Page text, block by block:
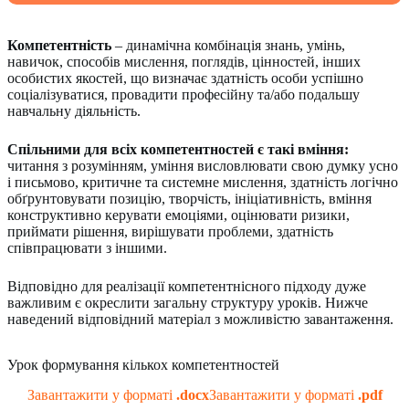
Компетентність – динамічна комбінація знань, умінь,
навичок, способів мислення, поглядів, цінностей, інших
особистих якостей, що визначає здатність особи успішно
соціалізуватися, провадити професійну та/або подальшу
навчальну діяльність.
Спільними для всіх компетентностей є такі вміння:
читання з розумінням, уміння висловлювати свою думку усно
і письмово, критичне та системне мислення, здатність логічно
обґрунтовувати позицію, творчість, ініціативність, вміння
конструктивно керувати емоціями, оцінювати ризики,
приймати рішення, вирішувати проблеми, здатність
співпрацювати з іншими.
Відповідно для реалізації компетентнісного підходу дуже
важливим є окреслити загальну структуру уроків. Нижче
наведений відповідний матеріал з можливістю завантаження.
Урок формування кількох компетентностей
Завантажити у форматі .docxЗавантажити у форматі .pdf